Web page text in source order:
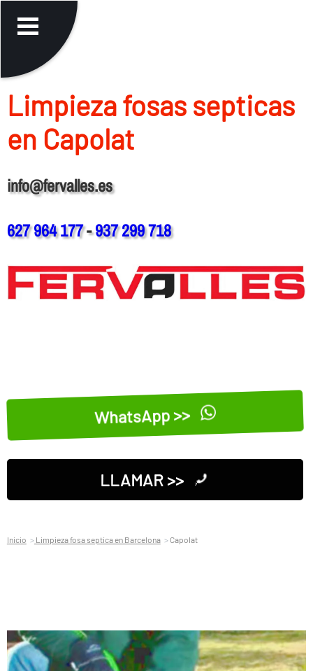
Limpieza fosas septicas
en Capolat
info@fervalles.es
627 964 177-937 299 718
WhatsApp >>
LLAMAR >>
Inicio Limpieza fosa septica en Barcelona Capolat